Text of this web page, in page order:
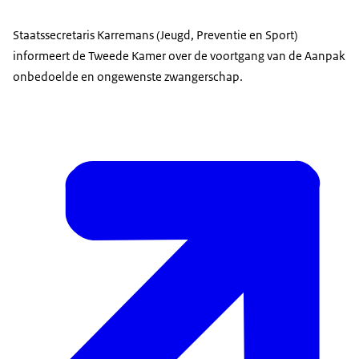
Staatssecretaris Karremans (Jeugd, Preventie en Sport)
informeert de Tweede Kamer over de voortgang van de Aanpak
onbedoelde en ongewenste zwangerschap.